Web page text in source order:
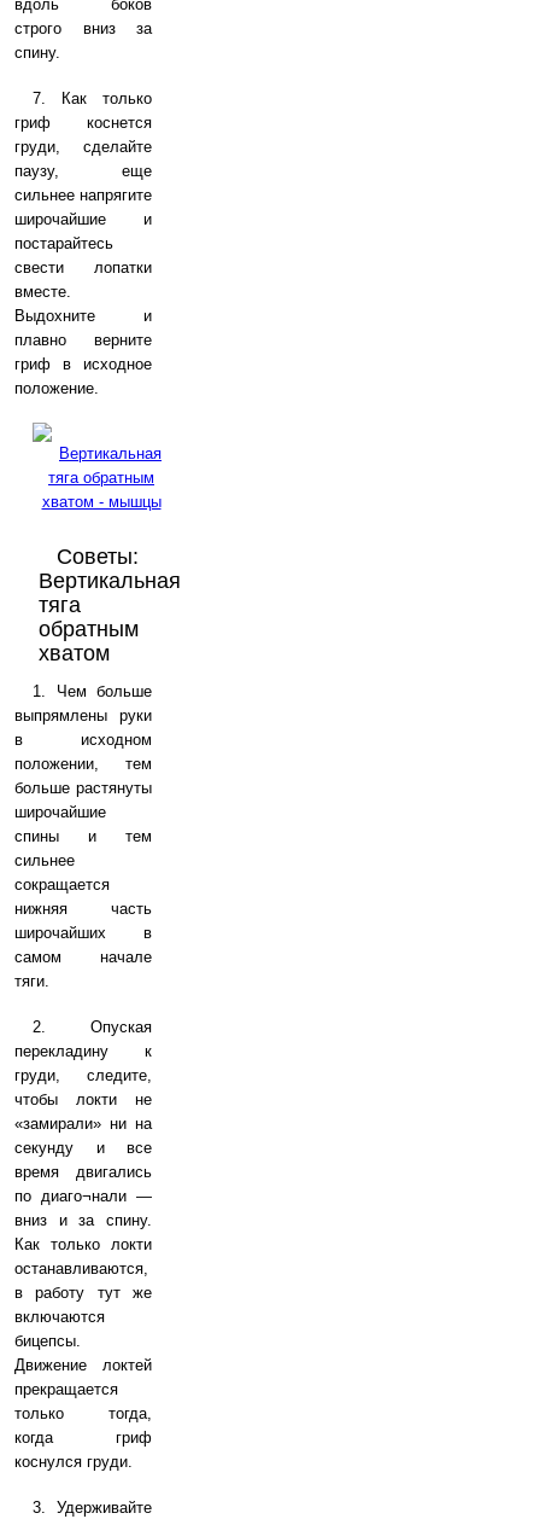
вдоль боков
строго вниз за
спину.
7. Как только
гриф коснется
груди, сделайте
паузу, еще
сильнее напрягите
широчайшие и
постарайтесь
свести лопатки
вместе.
Выдохните и
плавно верните
гриф в исходное
положение.
Советы:
Вертикальная
тяга
обратным
хватом
1. Чем больше
выпрямлены руки
в исходном
положении, тем
больше растянуты
широчайшие
спины и тем
сильнее
сокращается
нижняя часть
широчайших в
самом начале
тяги.
2. Опуская
перекладину к
груди, следите,
чтобы локти не
«замирали» ни на
секунду и все
время двигались
по диаго¬нали —
вниз и за спину.
Как только локти
останавливаются,
в работу тут же
включаются
бицепсы.
Движение локтей
прекращается
только тогда,
когда гриф
коснулся груди.
3. Удерживайте